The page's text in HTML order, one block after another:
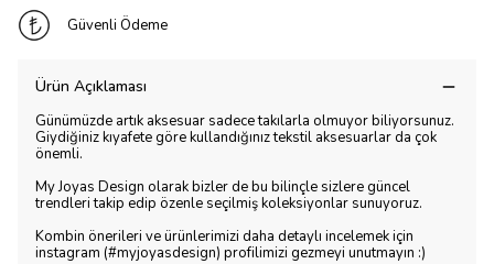
Güvenli Ödeme
Ürün Açıklaması
Günümüzde artık aksesuar sadece takılarla olmuyor biliyorsunuz.
Giydiğiniz kıyafete göre kullandığınız tekstil aksesuarlar da çok
önemli.
My Joyas Design olarak bizler de bu bilinçle sizlere güncel
trendleri takip edip özenle seçilmiş koleksiyonlar sunuyoruz.
Kombin önerileri ve ürünlerimizi daha detaylı incelemek için
instagram (#myjoyasdesign) profilimizi gezmeyi unutmayın :)